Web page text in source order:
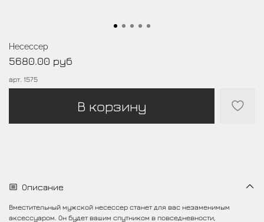
арт. 1575
Несессер
5680.00 руб
В корзину
Описание
Вместительный мужской несессер станет для вас незаменимым
аксессуаром. Он будет вашим спутником в повседневности,